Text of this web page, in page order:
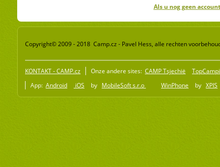
Als u nog geen
Copyright© 2009 - 2018 Camp.cz - Pavel Hess, alle rechten
KONTAKT - CAMP.cz Onze andere sites: CAMP Tsjechië
App: Android iOS by MobileSoft s.r.o WinPhone by XPIS